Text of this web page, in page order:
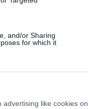
and/or Sharing
for which it
like cookies on